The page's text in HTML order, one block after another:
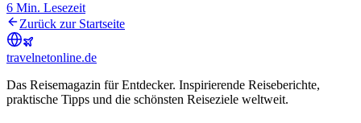
6 Min. Lesezeit
Zurück zur Startseite
travelnetonline.de
Das Reisemagazin für Entdecker. Inspirierende Reiseberichte,
praktische Tipps und die schönsten Reiseziele weltweit.